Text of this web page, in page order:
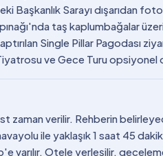
Başkanlık Sarayı dışarıdan
taş kaplumbağalar
Single Pillar Pagodası
ve Gece Turu opsiyonel
zaman verilir. Rehberin
ile yaklaşık 1 saat 45
varılır. Otele yerleşilir,